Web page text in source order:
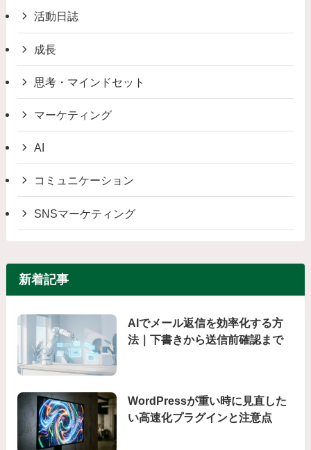
活動日誌
成長
思考・マインドセット
マーケティング
AI
コミュニケーション
SNSマーケティング
新着記事
AIでメール返信を効率化する方
法｜下書きから送信前確認まで
WordPressが重い時に見直した
い高速化プラグインと注意点